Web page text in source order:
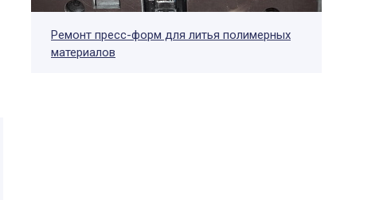
Ремонт пресс-форм для литья полимерных
материалов